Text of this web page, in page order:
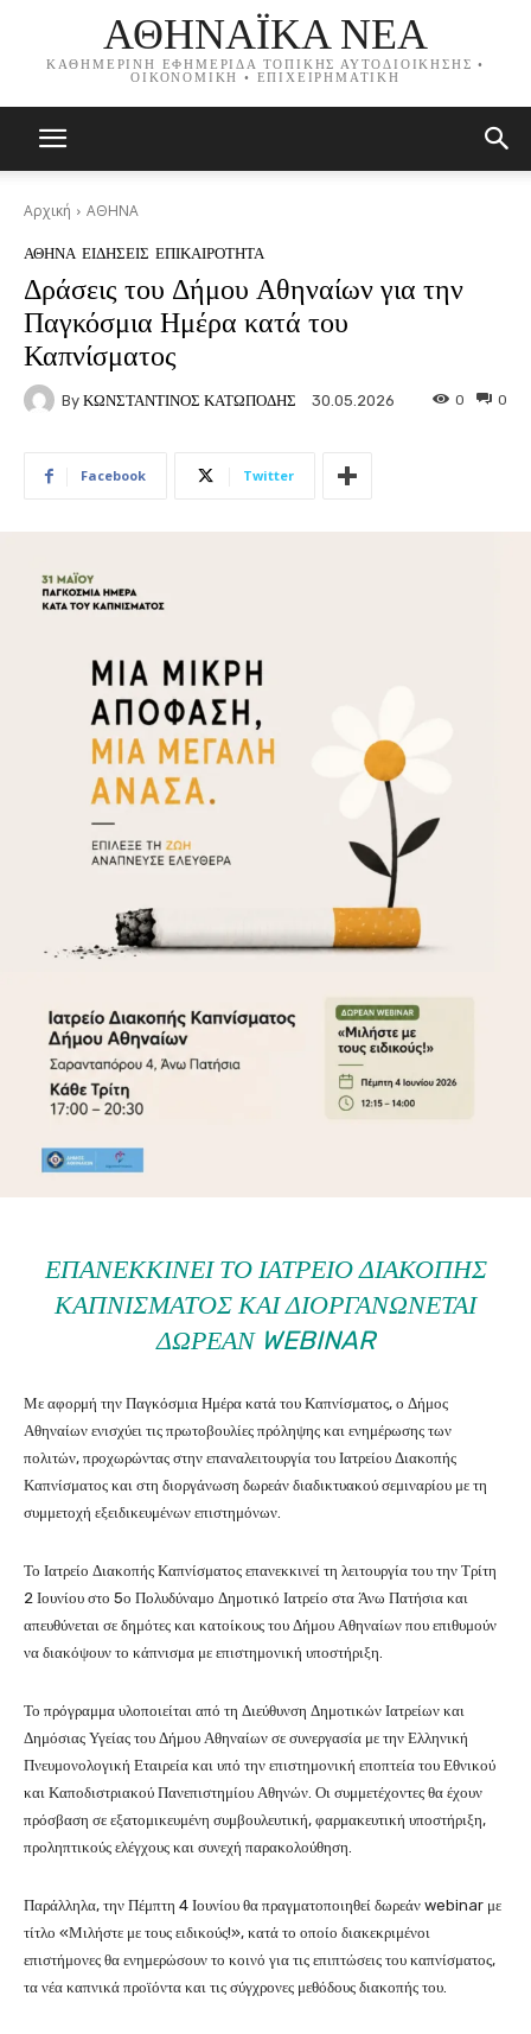
ΑΘΗΝΑΪΚΑ ΝΕΑ
ΚΑΘΗΜΕΡΙΝΗ ΕΦΗΜΕΡΙΔΑ ΤΟΠΙΚΗΣ ΑΥΤΟΔΙΟΙΚΗΣΗΣ •
ΟΙΚΟΝΟΜΙΚΗ • ΕΠΙΧΕΙΡΗΜΑΤΙΚΗ
Αρχική ΑΘΗΝΑ
ΑΘΗΝΑ ΕΙΔΗΣΕΙΣ ΕΠΙΚΑΙΡΟΤΗΤΑ
Δράσεις του Δήμου Αθηναίων για την
Παγκόσμια Ημέρα κατά του
Καπνίσματος
By ΚΩΝΣΤΑΝΤΙΝΟΣ ΚΑΤΩΠΟΔΗΣ 30.05.2026 0
0
Facebook Twitter
ΕΠΑΝΕΚΚΙΝΕΊ ΤΟ ΙΑΤΡΕΊΟ ΔΙΑΚΟΠΉΣ
ΚΑΠΝΊΣΜΑΤΟΣ ΚΑΙ ΔΙΟΡΓΑΝΏΝΕΤΑΙ
ΔΩΡΕΆΝ WEBINAR
Με αφορμή την Παγκόσμια Ημέρα κατά του Καπνίσματος, ο Δήμος
Αθηναίων ενισχύει τις πρωτοβουλίες πρόληψης και ενημέρωσης των
πολιτών, προχωρώντας στην επαναλειτουργία του Ιατρείου Διακοπής
Καπνίσματος και στη διοργάνωση δωρεάν διαδικτυακού σεμιναρίου με τη
συμμετοχή εξειδικευμένων επιστημόνων.
Το Ιατρείο Διακοπής Καπνίσματος επανεκκινεί τη λειτουργία του την Τρίτη
2 Ιουνίου στο 5ο Πολυδύναμο Δημοτικό Ιατρείο στα Άνω Πατήσια και
απευθύνεται σε δημότες και κατοίκους του Δήμου Αθηναίων που επιθυμούν
να διακόψουν το κάπνισμα με επιστημονική υποστήριξη.
Το πρόγραμμα υλοποιείται από τη Διεύθυνση Δημοτικών Ιατρείων και
Δημόσιας Υγείας του Δήμου Αθηναίων σε συνεργασία με την Ελληνική
Πνευμονολογική Εταιρεία και υπό την επιστημονική εποπτεία του Εθνικού
και Καποδιστριακού Πανεπιστημίου Αθηνών. Οι συμμετέχοντες θα έχουν
πρόσβαση σε εξατομικευμένη συμβουλευτική, φαρμακευτική υποστήριξη,
προληπτικούς ελέγχους και συνεχή παρακολούθηση.
Παράλληλα, την Πέμπτη 4 Ιουνίου θα πραγματοποιηθεί δωρεάν webinar με
τίτλο «Μιλήστε με τους ειδικούς!», κατά το οποίο διακεκριμένοι
επιστήμονες θα ενημερώσουν το κοινό για τις επιπτώσεις του καπνίσματος,
τα νέα καπνικά προϊόντα και τις σύγχρονες μεθόδους διακοπής του.